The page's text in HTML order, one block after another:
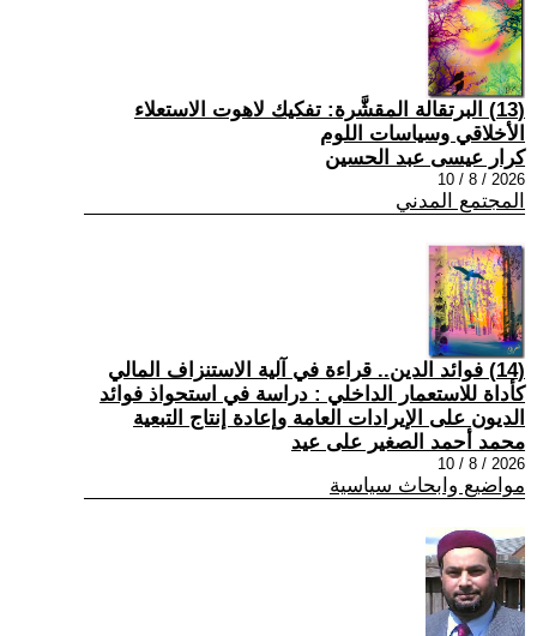
(13) البرتقالة المقشَّرة: تفكيك لاهوت الاستعلاء
الأخلاقي وسياسات اللوم
كرار عيسى عبد الحسين
2026 / 8 / 10
المجتمع المدني
(14) فوائد الدين.. قراءة في آلية الاستنزاف المالي
كأداة للاستعمار الداخلي : دراسة في استحواذ فوائد
الديون على الإيرادات العامة وإعادة إنتاج التبعية
محمد أحمد الصغير على عيد
2026 / 8 / 10
مواضيع وابحاث سياسية